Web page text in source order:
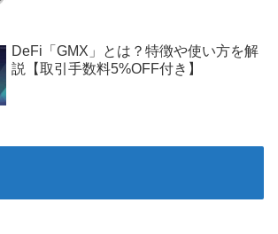
DeFi「GMX」とは？特徴や使い方を解
説【取引手数料5%OFF付き】